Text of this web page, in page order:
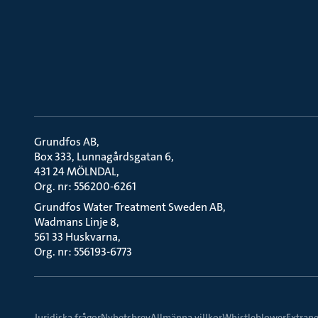
Grundfos AB
Box 333, Lunnagårdsgatan 6
431 24 MÖLNDAL
Org. nr: 556200-6261
Grundfos Water Treatment Sweden AB
Wadmans Linje 8
561 33 Huskvarna
Org. nr: 556193-6773